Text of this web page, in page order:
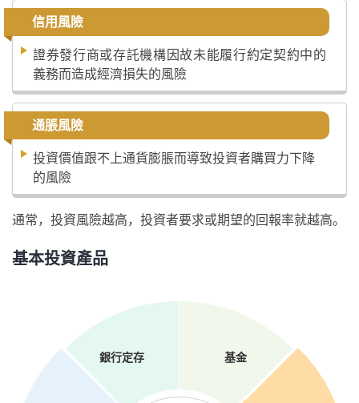
信用風險
證券發行商或存託機構因故未能履行約定契約中的
義務而造成經濟損失的風險
通脹風險
投資價值跟不上通貨膨脹而導致投資者購買力下降
的風險
通常，投資風險越高，投資者要求或期望的回報率就越高。
基本投資產品
基金
銀行定存